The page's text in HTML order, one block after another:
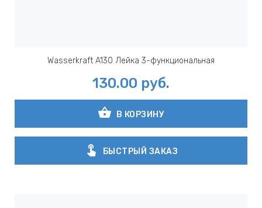
Wasserkraft A130 Лейка 3-функциональная
130.00 руб.
shopping_basket В КОРЗИНУ
touch_app БЫСТРЫЙ ЗАКАЗ